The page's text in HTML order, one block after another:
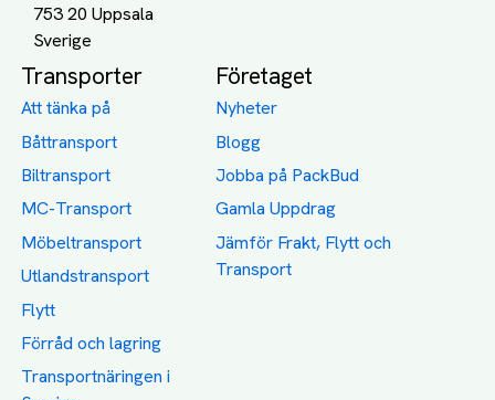
753 20 Uppsala
Transporter
Att tänka på
Båttransport
Biltransport
MC-Transport
Möbeltransport
Utlandstransport
Flytt
Förråd och lagring
Transportnäringen i
Företaget
Nyheter
Blogg
Jobba på PackBud
Gamla Uppdrag
Jämför Frakt, Flytt och
Transport